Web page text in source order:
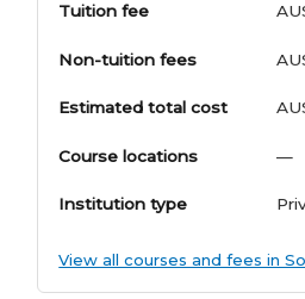
Tuition fee
Non-tuition fees
Estimated total cost
Course locations —
Institution type
View all courses and fees in